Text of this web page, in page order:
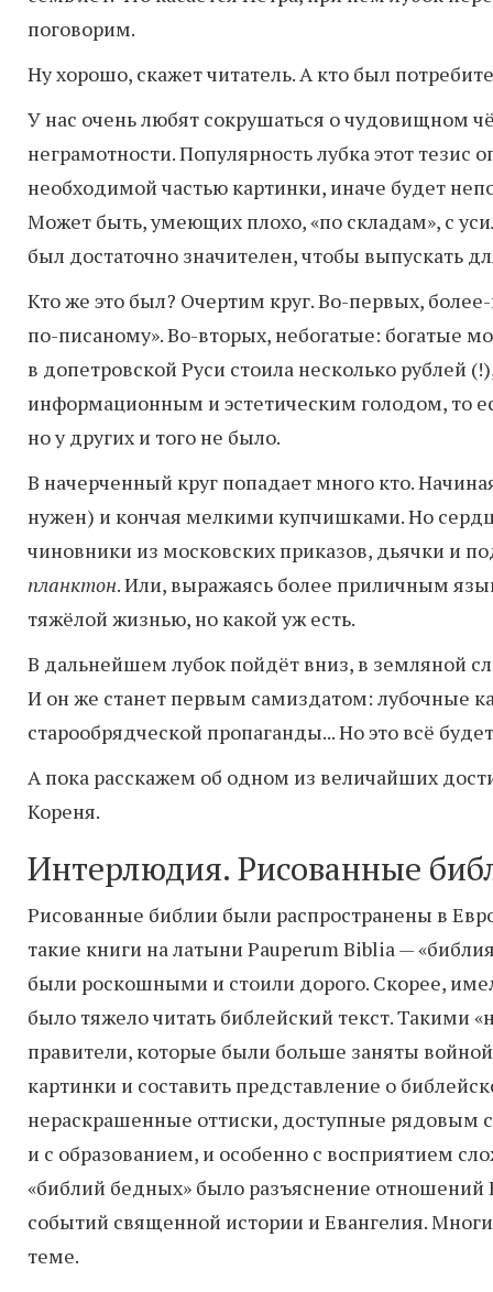
поговорим.
Ну хорошо, скажет читатель. А кто был
У нас очень любят сокрушаться о чудовищном
неграмотности. Популярность лубка этот тезис
необходимой частью картинки, иначе будет
Может быть, умеющих плохо, «по складам», с
был достаточно значителен, чтобы выпускать
Кто же это был? Очертим круг. Во-первых,
по-писаному». Во-вторых, небогатые: богатые
в допетровской Руси стоила несколько рублей
информационным и эстетическим голодом, то
но у других и того не было.
В начерченный круг попадает много кто.
нужен) и кончая мелкими купчишками. Но
чиновники из московских приказов, дьячки и
планктон. Или, выражаясь более приличным
тяжёлой жизнью, но какой уж есть.
В дальнейшем лубок пойдёт вниз, в земляной
И он же станет первым самиздатом: лубочные
старообрядческой пропаганды... Но это всё
А пока расскажем об одном из величайших
Кореня.
Интерлюдия. Рисованные
Рисованные библии были распространены в
такие книги на латыни Pauperum Biblia —
были роскошными и стоили дорого. Скорее,
было тяжело читать библейский текст. Такими
правители, которые были больше заняты
картинки и составить представление о
нераскрашенные оттиски, доступные
и с образованием, и особенно с восприятием
«библий бедных» было разъяснение отношений
событий священной истории и Евангелия.
теме.